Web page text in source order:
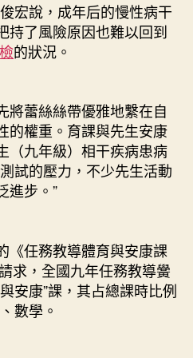
宏說，成年后的慢性病干
持了風險原因也難以回到
的狀況。
將蕾絲絲帶優雅地繫在自
的權重。育課與先生安康
（九年級）相干疾病患病
試的壓力，不少先生活動
進步。”
《任務教導體育與安康課
求，全國九年任務教導黌
安康”課，其占總課時比例
數學。